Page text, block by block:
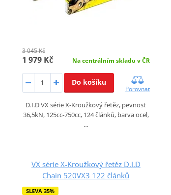
3 045 Kč
1 979 Kč Na centrálním skladu v ČR
Do košíku
Porovnat
D.I.D VX série X-Kroužkový řetěz, pevnost
36,5kN, 125cc-750cc, 124 článků, barva ocel,
…
VX série X-Kroužkový řetěz D.I.D
Chain 520VX3 122 článků
SLEVA 35%